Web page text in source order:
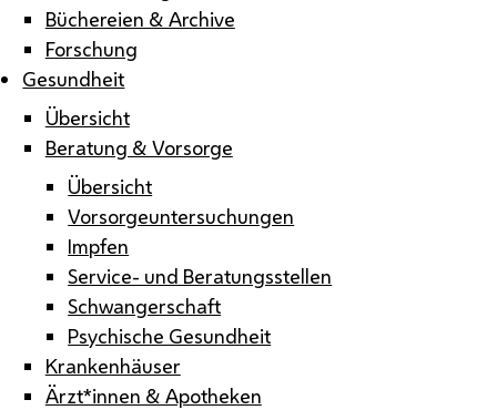
Büchereien & Archive
Forschung
Gesundheit
Übersicht
Beratung & Vorsorge
Übersicht
Vorsorgeuntersuchungen
Impfen
Service- und Beratungsstellen
Schwangerschaft
Psychische Gesundheit
Krankenhäuser
Ärzt*innen & Apotheken